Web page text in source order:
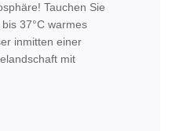
Tauchen Sie
37°C warmes
inmitten einer
mit